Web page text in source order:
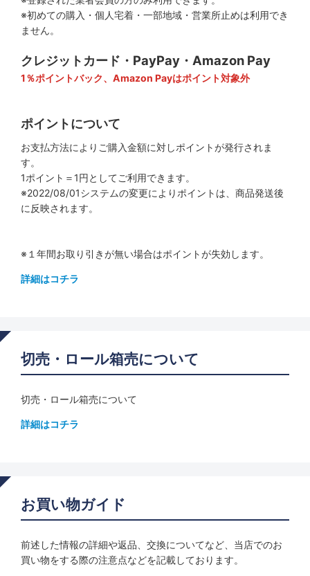
※初めての購入・個人宅着・一部地域・営業所止めは利用でき
ません。
クレジットカード・PayPay・Amazon Pay
1％ポイントバック、Amazon Payはポイント対象外
ポイントについて
お支払方法によりご購入金額に対しポイントが発行されま
す。
1ポイント＝1円としてご利用できます。
※2022/08/01システムの変更によりポイントは、商品発送後
に反映されます。
※１年間お取り引きが無い場合はポイントが失効します。
詳細はコチラ
切売・ロール箱売について
切売・ロール箱売について
詳細はコチラ
お買い物ガイド
前述した情報の詳細や返品、交換についてなど、当店でのお
買い物をする際の注意点などを記載しております。